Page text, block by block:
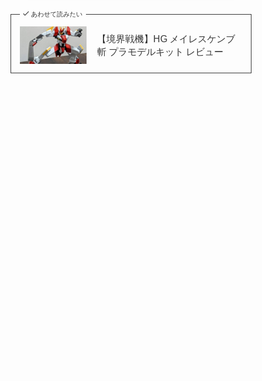
あわせて読みたい
【境界戦機】HG メイレスケンブ
斬 プラモデルキット レビュー